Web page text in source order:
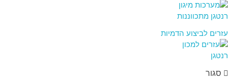
עזרים לביצוע הדמיות
סגור